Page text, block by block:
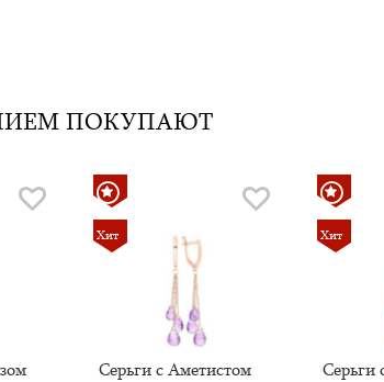
ПОКУПАЮТ
Хит
Серьги с Аметистом
Хит
Серьги